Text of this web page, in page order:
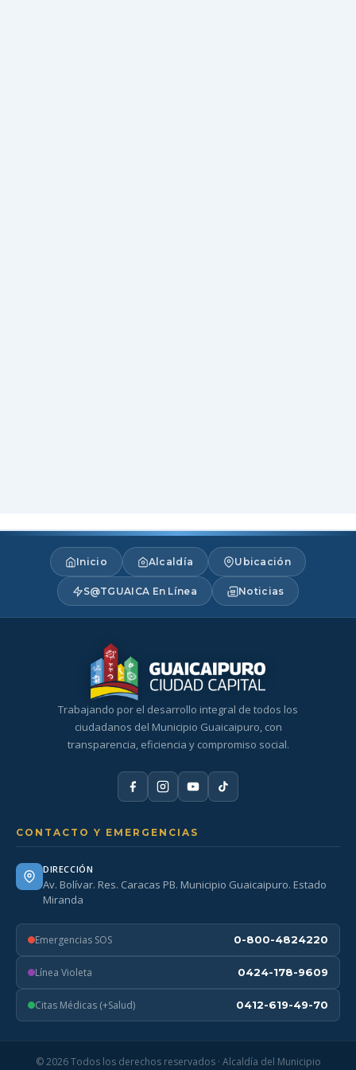
Inicio Alcaldía Ubicación
S@TGUAICA En Línea Noticias
Trabajando por el desarrollo integral de todos los
ciudadanos del Municipio Guaicaipuro, con
transparencia, eficiencia y compromiso social.
CONTACTO Y EMERGENCIAS
DIRECCIÓN
Av. Bolívar. Res. Caracas PB. Municipio Guaicaipuro. Estado
Miranda
Emergencias SOS 0-800-4824220
Línea Violeta 0424-178-9609
Citas Médicas (+Salud) 0412-619-49-70
© 2026 Todos los derechos reservados · Alcaldía del Municipio